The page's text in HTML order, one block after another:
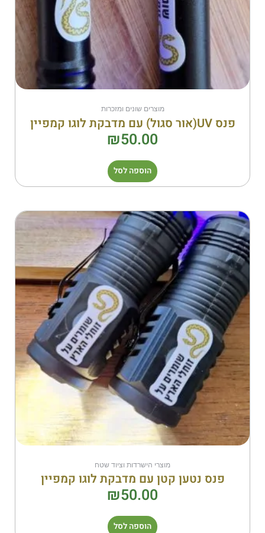
מוצרים שונים ומזכרות
פנס UV(אור סגול) עם מדבקת לוגו קמפיין
₪50.00
הוספה לסל
מוצרי הישרדות וציוד שטח
פנס נטען קטן עם מדבקת לוגו קמפיין
₪50.00
הוספה לסל